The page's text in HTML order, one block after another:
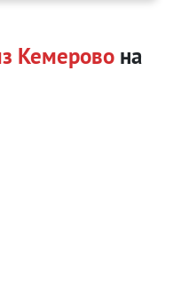
Кемерово на